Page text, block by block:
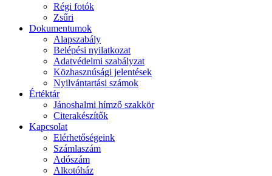
Régi fotók
Zsűri
Dokumentumok
Alapszabály
Belépési nyilatkozat
Adatvédelmi szabályzat
Közhasznúsági jelentések
Nyilvántartási számok
Értéktár
Jánoshalmi hímző szakkör
Citerakészítők
Kapcsolat
Elérhetőségeink
Számlaszám
Adószám
Alkotóház